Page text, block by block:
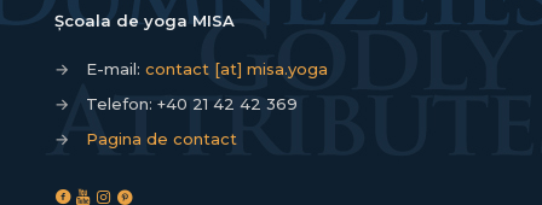
Școala de yoga MISA
→ E-mail: contact [at] misa.yoga
→
Telefon: +40 21 42 42 369
→
Pagina de contact